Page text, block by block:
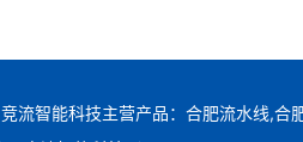
竞流智能科技主营产品：合肥流水线,合